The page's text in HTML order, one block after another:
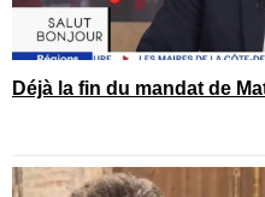
Déjà la fin du mandat de